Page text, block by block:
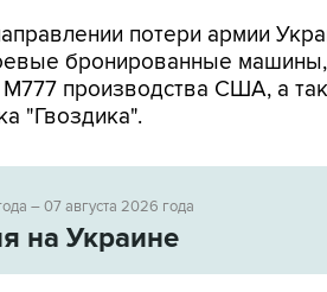
потери армии
бронированные
М777 производства США, а
"Гвоздика".
– 07 августа 2026 года
на Украине